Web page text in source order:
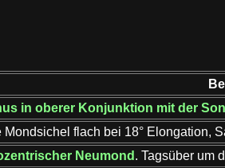
in oberer Konjunktion mit der
Mondsichel flach bei 18° Elongation,
Neumond . Tagsüber um